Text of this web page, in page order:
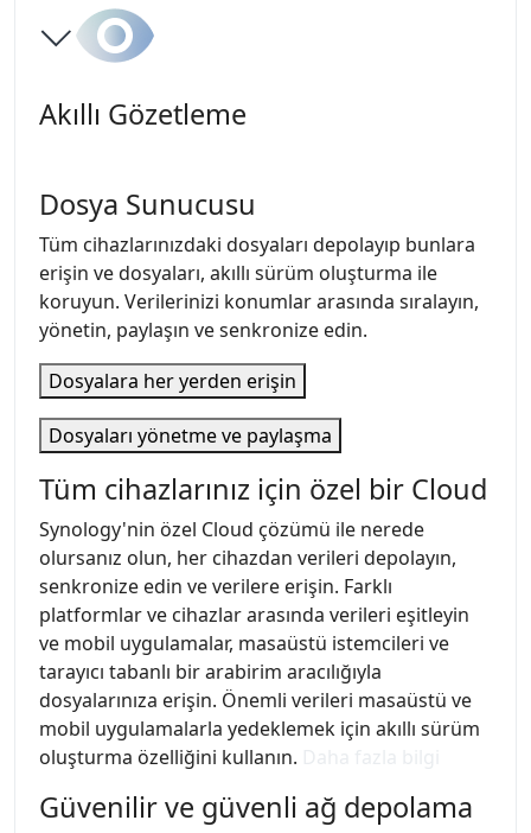
Akıllı Gözetleme
Dosya Sunucusu
Tüm cihazlarınızdaki dosyaları depolayıp bunlara
erişin ve dosyaları, akıllı sürüm oluşturma ile
koruyun. Verilerinizi konumlar arasında sıralayın,
yönetin, paylaşın ve senkronize edin.
Dosyalara her yerden erişin
Dosyaları yönetme ve paylaşma
Tüm cihazlarınız için özel bir Cloud
Synology'nin özel Cloud çözümü ile nerede
olursanız olun, her cihazdan verileri depolayın,
senkronize edin ve verilere erişin. Farklı
platformlar ve cihazlar arasında verileri eşitleyin
ve mobil uygulamalar, masaüstü istemcileri ve
tarayıcı tabanlı bir arabirim aracılığıyla
dosyalarınıza erişin. Önemli verileri masaüstü ve
mobil uygulamalarla yedeklemek için akıllı sürüm
oluşturma özelliğini kullanın.
Güvenilir ve güvenli ağ depolama